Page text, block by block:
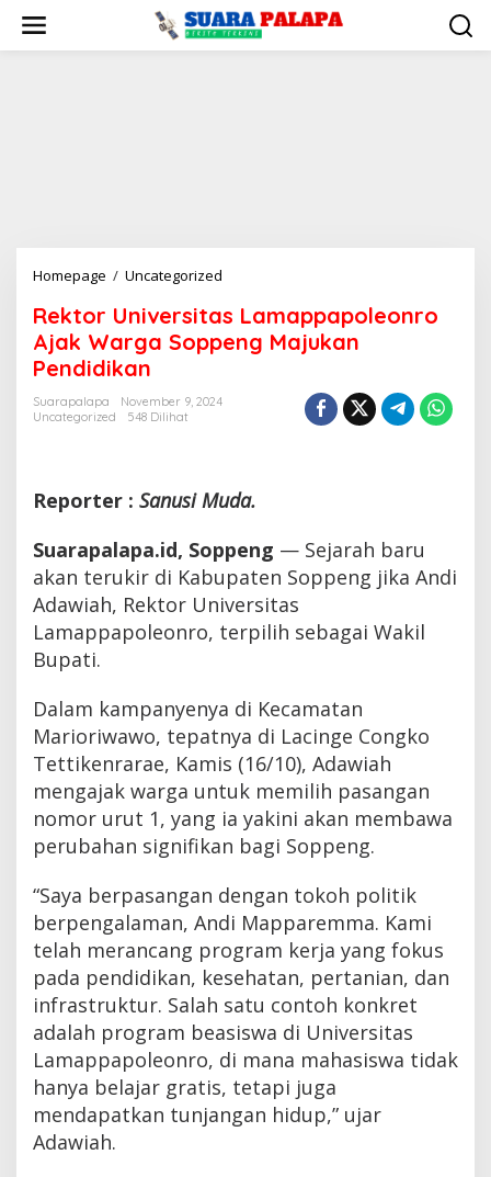
konten
Homepage / Uncategorized
Lamappapoleonro
Ajak
Majukan
Rektor Universitas Lamappapoleonro
Ajak Warga Soppeng Majukan
Pendidikan
Suarapalapa
November 9, 2024
Uncategorized
548 Dilihat
Reporter : Sanusi Muda.
Suarapalapa.id, Soppeng — Sejarah baru
akan terukir di Kabupaten Soppeng jika Andi
Adawiah, Rektor Universitas
Lamappapoleonro, terpilih sebagai Wakil
Bupati.
Dalam kampanyenya di Kecamatan
Marioriwawo, tepatnya di Lacinge Congko
Tettikenrarae, Kamis (16/10), Adawiah
mengajak warga untuk memilih pasangan
nomor urut 1, yang ia yakini akan membawa
perubahan signifikan bagi Soppeng.
“Saya berpasangan dengan tokoh politik
berpengalaman, Andi Mapparemma. Kami
telah merancang program kerja yang fokus
pada pendidikan, kesehatan, pertanian, dan
infrastruktur. Salah satu contoh konkret
adalah program beasiswa di Universitas
Lamappapoleonro, di mana mahasiswa tidak
hanya belajar gratis, tetapi juga
mendapatkan tunjangan hidup,” ujar
Adawiah.